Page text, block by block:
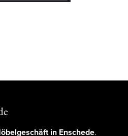
in Enschede.